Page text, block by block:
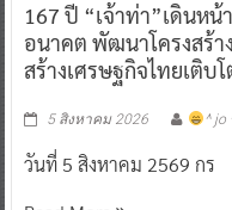
167 ปี “เจ้าท่า”เดินห
อนาคต พัฒนาโครงสร้
สร้างเศรษฐกิจไทยเติบ
5 สิงหาคม 2026 ^ jo
วันที่ 5 สิงหาคม 2569 กร